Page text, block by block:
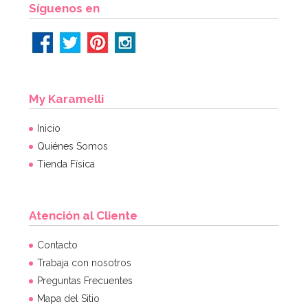
Molde para Tartas Monster High
14,95€
Síguenos en
My Karamelli
Inicio
Quiénes Somos
Tienda Física
Atención al Cliente
Contacto
Trabaja con nosotros
Preguntas Frecuentes
Mapa del Sitio